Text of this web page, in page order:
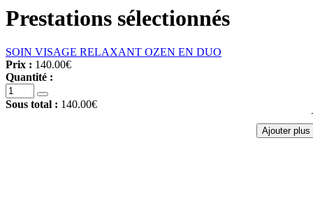
Prestations sélectionnés
SOIN VISAGE RELAXANT OZEN EN DUO
Prix : 140.00€
Quantité :
Sous total : 140.00€
Ajouter plus